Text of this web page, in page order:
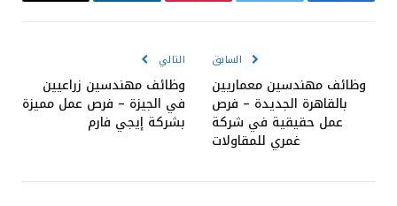
السابق
وظائف مهندسين معماريين
بالقاهرة الجديدة – فرص
عمل حقيقية في شركة
غمري للمقاولات
التالي
وظائف مهندسين زراعيين
في الجيزة – فرص عمل مميزة
بشركة إيجي فارم